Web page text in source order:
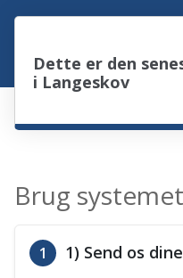
Dette er den
i Langeskov
Brug
1 1) Send os